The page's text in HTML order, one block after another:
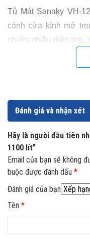
Tủ Mát Sanaky VH-
cánh cửa kính mở
chiếm nhiều diện
sử dụng sẽ hạn chế
đáp ứng tốt các nhu
cũng như mục đích
thị với các mặt hàng
nước giải khát,…
Đánh giá và nhận xét
Hãy là người đầu tiên
1100 lít”
Email của bạn sẽ không
buộc được đánh dấu *
Đánh giá của bạn
Tên *